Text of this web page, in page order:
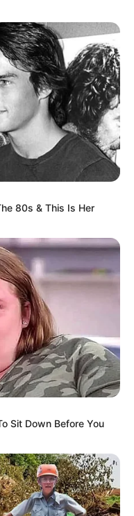
und
bei Gransee. Da das
nur an wenigen
werden.
wiki/Schloss M
Gumtow steht
Nachdem
war, wurde sie
hergerichtet.
wiki/Schloss D
wurde das in
Schloss für die
Es beherbergt
und Leben Theodor
www.schlossribbeck.
als Ausflugsziele für
in Brandenbur
und
umNeuruppin.
80s & This Is Her
Sit Down Before You